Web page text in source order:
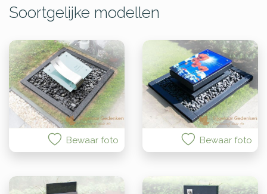
Soortgelijke modellen
Bewaar foto Bewaar foto